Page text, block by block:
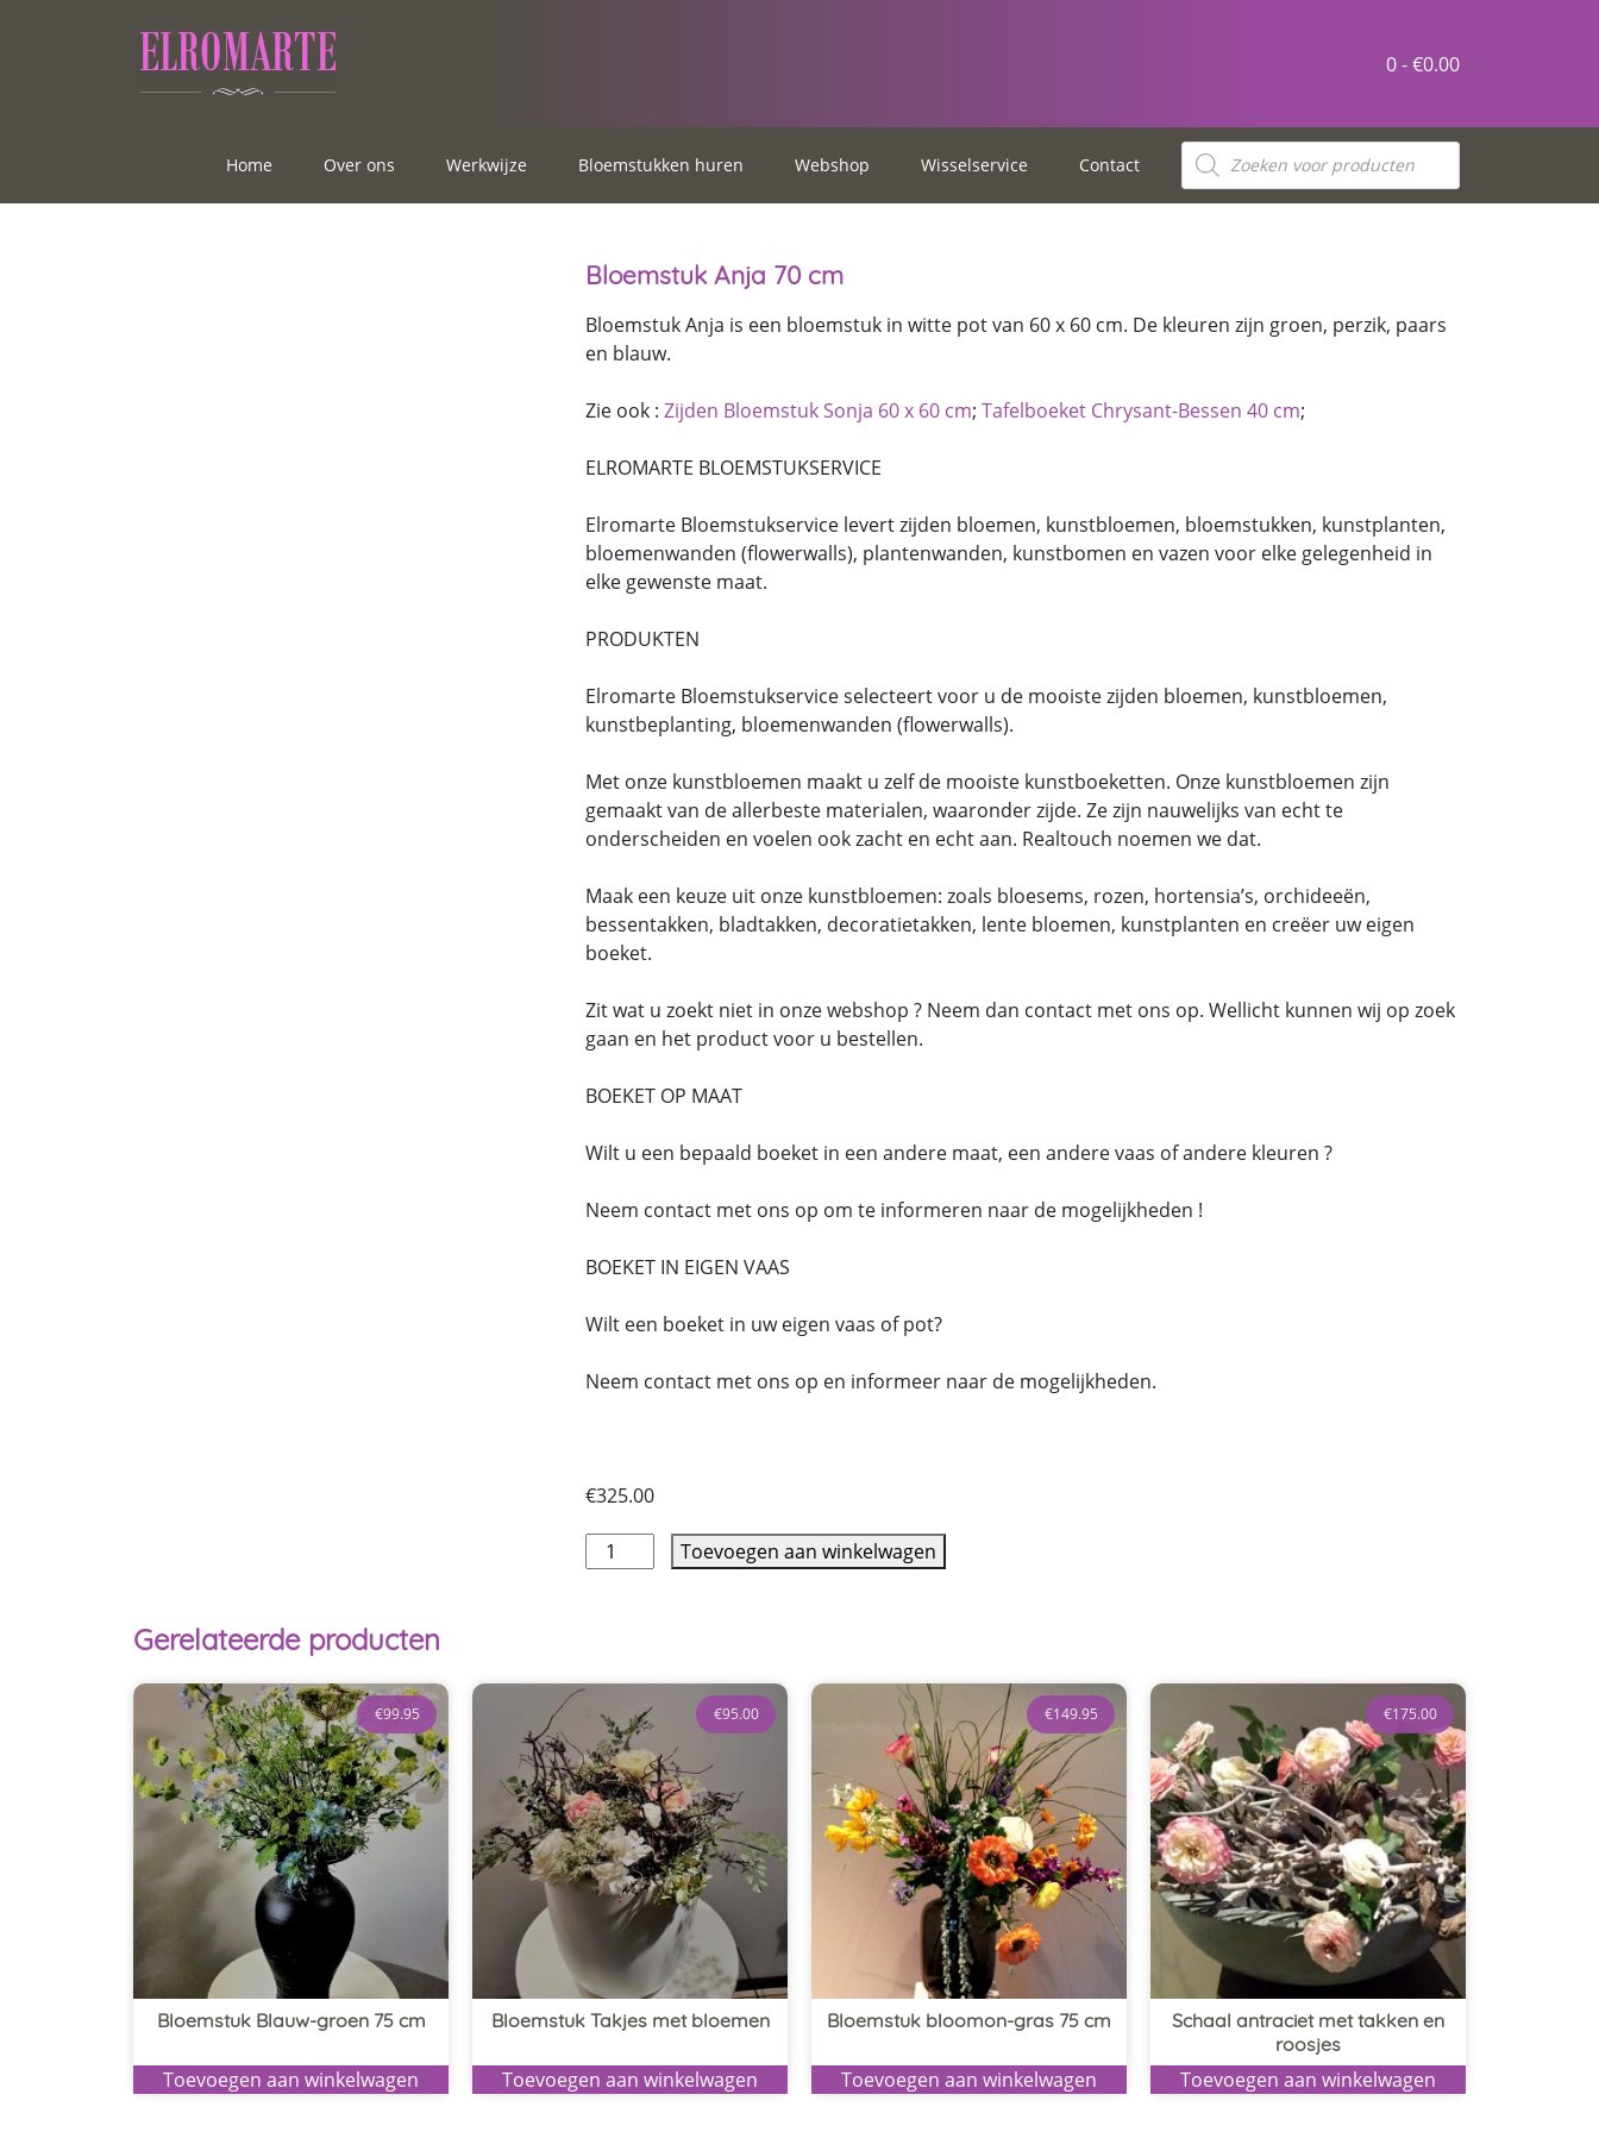
0 -€0.00
Home Over ons Werkwijze Bloemstukken huren Webshop Wisselservice Contact
Bloemstuk Anja 70 cm
Bloemstuk Anja is een bloemstuk in witte pot van 60 x 60 cm. De kleuren zijn groen, perzik, paars
en blauw.
Zie ook : Zijden Bloemstuk Sonja 60 x 60 cm; Tafelboeket Chrysant-Bessen 40 cm;
ELROMARTE BLOEMSTUKSERVICE
Elromarte Bloemstukservice levert zijden bloemen, kunstbloemen, bloemstukken, kunstplanten,
bloemenwanden (flowerwalls), plantenwanden, kunstbomen en vazen voor elke gelegenheid in
elke gewenste maat.
PRODUKTEN
Elromarte Bloemstukservice selecteert voor u de mooiste zijden bloemen, kunstbloemen,
kunstbeplanting, bloemenwanden (flowerwalls).
Met onze kunstbloemen maakt u zelf de mooiste kunstboeketten. Onze kunstbloemen zijn
gemaakt van de allerbeste materialen, waaronder zijde. Ze zijn nauwelijks van echt te
onderscheiden en voelen ook zacht en echt aan. Realtouch noemen we dat.
Maak een keuze uit onze kunstbloemen: zoals bloesems, rozen, hortensia’s, orchideeën,
bessentakken, bladtakken, decoratietakken, lente bloemen, kunstplanten en creëer uw eigen
boeket.
Zit wat u zoekt niet in onze webshop ? Neem dan contact met ons op. Wellicht kunnen wij op zoek
gaan en het product voor u bestellen.
BOEKET OP MAAT
Wilt u een bepaald boeket in een andere maat, een andere vaas of andere kleuren ?
Neem contact met ons op om te informeren naar de mogelijkheden !
BOEKET IN EIGEN VAAS
Wilt een boeket in uw eigen vaas of pot?
Neem contact met ons op en informeer naar de mogelijkheden.
€325.00
Toevoegen aan winkelwagen
Gerelateerde producten
Bloemstuk Blauw-groen 75 cm
€99.95
Toevoegen aan winkelwagen
Bloemstuk Takjes met bloemen
€95.00
Toevoegen aan winkelwagen
Bloemstuk bloomon-gras 75 cm
€149.95
Toevoegen aan winkelwagen
Schaal antraciet met takken en
roosjes
€175.00
Toevoegen aan winkelwagen